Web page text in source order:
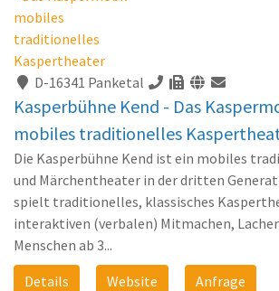
D-16341 Panketal
Kasperbühne Kend - Das
mobiles traditionelles
Die Kasperbühne Kend ist ein mobiles
und Märchentheater in der dritten
spielt traditionelles, klassisches
interaktiven (verbalen) Mitmachen,
Menschen ab 3...
Details
Website Anfrage